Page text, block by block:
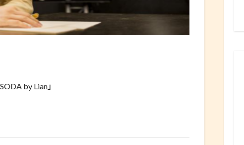
by Lian」